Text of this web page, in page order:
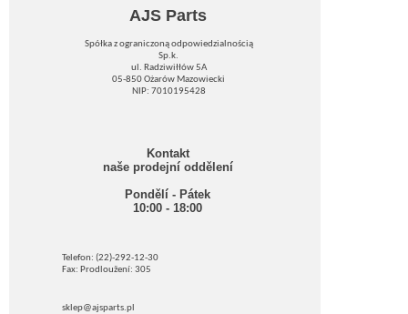
AJS Parts
Spółka z ograniczoną odpowiedzialnością
Sp.k.
ul. Radziwiłłów 5A
05-850 Ożarów Mazowiecki
NIP: 7010195428
Kontakt
naše prodejní oddělení
Pondělí - Pátek
10:00 - 18:00
Telefon: (22)-292-12-30
Fax: Prodloužení: 305
sklep@ajsparts.pl